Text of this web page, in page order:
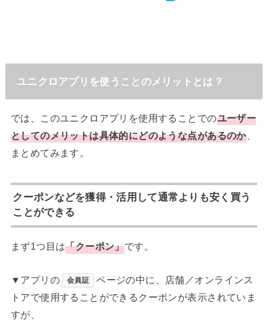
ユニクロアプリを使うことのメリットとは？
では、このユニクロアプリを使用することでのユーザー
としてのメリットは具体的にどのような点があるのか、
まとめてみます。
クーポンなどを獲得・活用して通常よりも安く買う
ことができる
まず1つ目は「クーポン」です。
▼アプリの 会員証
ページの中に、店舗／オンラインス
トアで使用することができるクーポンが表示されていま
すが、